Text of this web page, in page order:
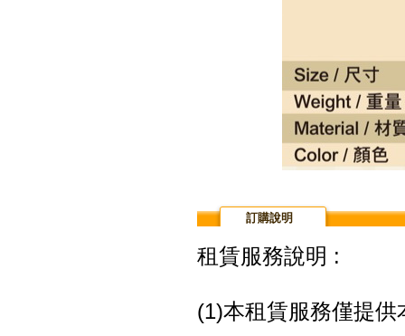
訂購說明
租賃服務說明 :
(1)本租賃服務僅提供